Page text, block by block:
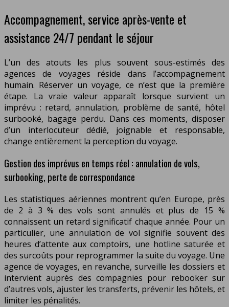
Accompagnement, service après-vente et
assistance 24/7 pendant le séjour
L’un des atouts les plus souvent sous-estimés des
agences de voyages réside dans l’accompagnement
humain. Réserver un voyage, ce n’est que la première
étape. La vraie valeur apparaît lorsque survient un
imprévu : retard, annulation, problème de santé, hôtel
surbooké, bagage perdu. Dans ces moments, disposer
d’un interlocuteur dédié, joignable et responsable,
change entièrement la perception du voyage.
Gestion des imprévus en temps réel : annulation de vols,
surbooking, perte de correspondance
Les statistiques aériennes montrent qu’en Europe, près
de 2 à 3 % des vols sont annulés et plus de 15 %
connaissent un retard significatif chaque année. Pour un
particulier, une annulation de vol signifie souvent des
heures d’attente aux comptoirs, une hotline saturée et
des surcoûts pour reprogrammer la suite du voyage. Une
agence de voyages, en revanche, surveille les dossiers et
intervient auprès des compagnies pour rebooker sur
d’autres vols, ajuster les transferts, prévenir les hôtels, et
limiter les pénalités.